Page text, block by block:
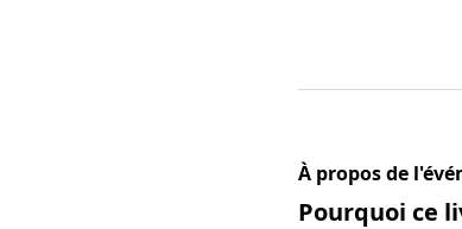
À propos de
Pourquoi ce